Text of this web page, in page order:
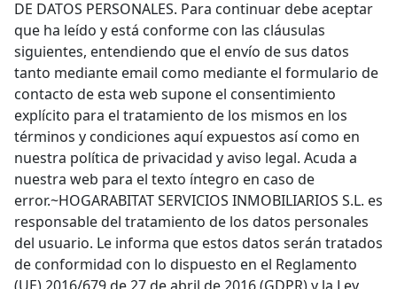
DE DATOS PERSONALES. Para continuar debe aceptar
que ha leído y está conforme con las cláusulas
siguientes, entendiendo que el envío de sus datos
tanto mediante email como mediante el formulario de
contacto de esta web supone el consentimiento
explícito para el tratamiento de los mismos en los
términos y condiciones aquí expuestos así como en
nuestra política de privacidad y aviso legal. Acuda a
nuestra web para el texto íntegro en caso de
error.~HOGARABITAT SERVICIOS INMOBILIARIOS S.L. es
responsable del tratamiento de los datos personales
del usuario. Le informa que estos datos serán tratados
de conformidad con lo dispuesto en el Reglamento